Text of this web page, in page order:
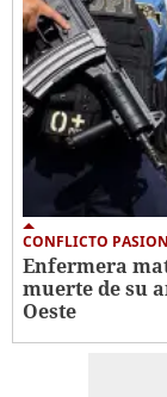
CONFLICTO
Enfermera
muerte de su
Oeste